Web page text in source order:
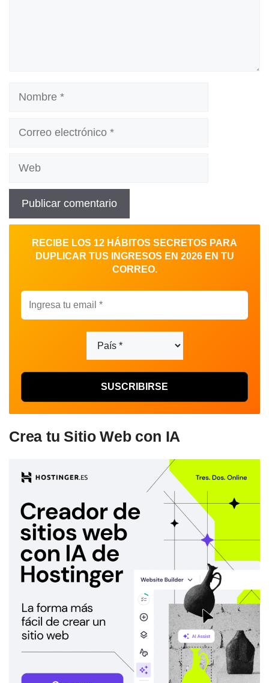
Nombre
RECIBE LOS 12 HÁBITOS SECRETOS PARA
DUPLICAR TUS INGRESOS EN 2026 EN TU
CORREO.
Crea tu Sitio Web con IA